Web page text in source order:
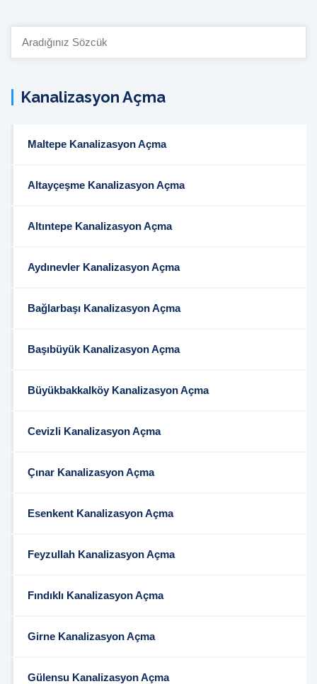
Site
İçi
Kanalizasyon Açma
Maltepe Kanalizasyon Açma
Altayçeşme Kanalizasyon Açma
Altıntepe Kanalizasyon Açma
Aydınevler Kanalizasyon Açma
Bağlarbaşı Kanalizasyon Açma
Başıbüyük Kanalizasyon Açma
Büyükbakkalköy Kanalizasyon Açma
Cevizli Kanalizasyon Açma
Çınar Kanalizasyon Açma
Esenkent Kanalizasyon Açma
Feyzullah Kanalizasyon Açma
Fındıklı Kanalizasyon Açma
Girne Kanalizasyon Açma
Gülensu Kanalizasyon Açma